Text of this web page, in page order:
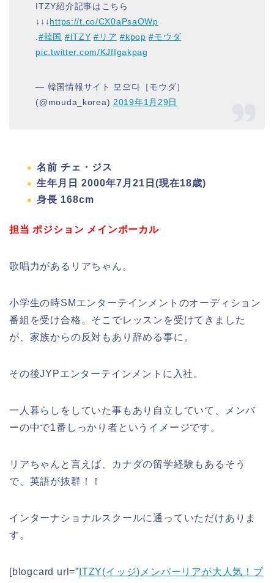
ITZY紹介記事はこちら
↓↓↓https://t.co/CX0aPsaOWp
#韓国 #ITZY #リア #kpop #モウダ
pic.twitter.com/KJfIgakpag
— 韓国情報サイト 모으다［モウダ］
(@mouda_korea) 2019年1月29日
名前 チェ・ジス
生年月日 2000年7月21日(現在18歳)
身長 168cm
担当 ポジション メインボーカル
歌唱力があるリアちゃん。
小学生の時SMエンターテインメントのオーディション
番組を受け合格。そこでレッスンを受けてきました
が、家族からの反対もあり辞める事に。
その後JYPエンターテインメントに入社。
一人暮らしをしていた事もあり自立していて、メンバ
ーの中で1番しっかり者というイメージです。
リアちゃんと言えば、カナダの留学経験もあるそう
で、英語が抜群！！
インターナショナルスクールに通っていただけありま
す。
[blogcard url=” ITZY(イッジ)メンバーリアが大人気！プ